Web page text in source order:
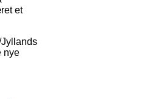
et
nye